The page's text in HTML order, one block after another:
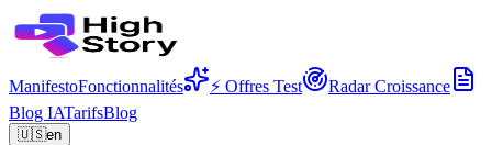
ManifestoFonctionnalités ⚡ Offres Test
Radar Croissance
Blog IATarifsBlog
🇺🇸en